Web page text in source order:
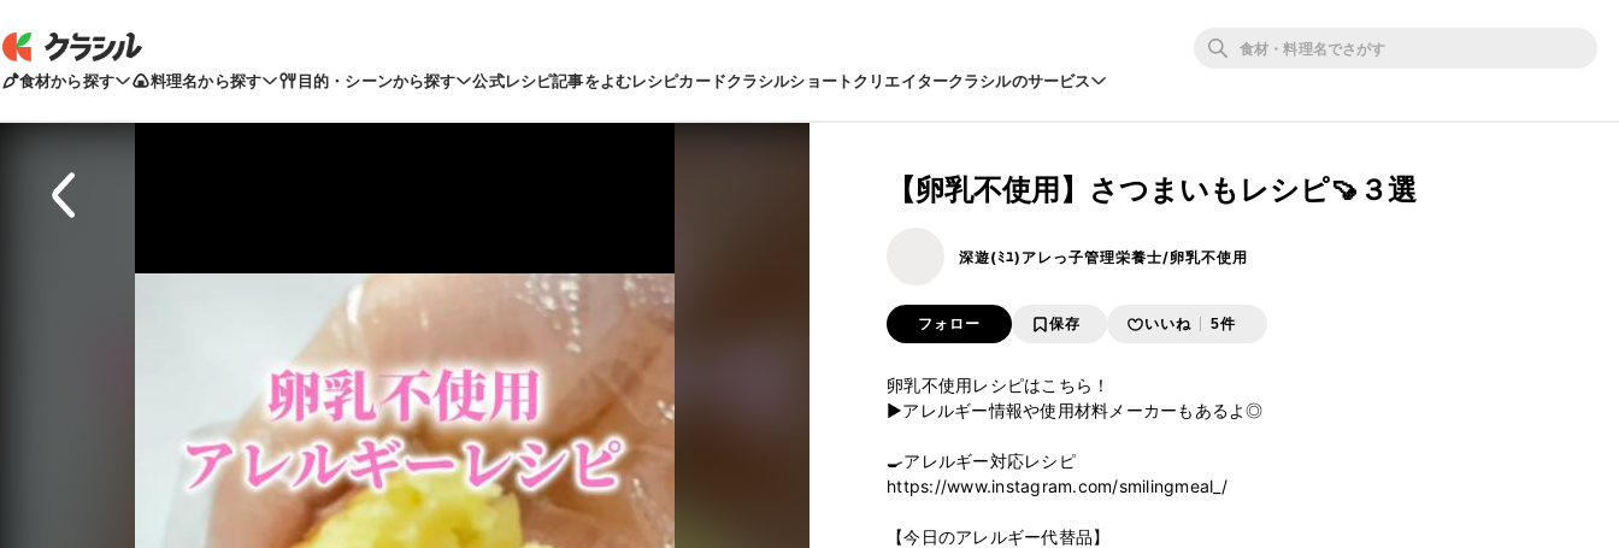
食材から探す 料理名から探す 目的・シーンから探す 公式レシピ記事をよむレシピカードクラシルショートクリエイタークラシルのサービス
【卵乳不使用】さつまいもレシピ🍠３選
深遊(ﾐﾕ)アレっ子管理栄養士/卵乳不使用
フォロー 保存 いいね 5件
卵乳不使用レシピはこちら！
▶アレルギー情報や使用材料メーカーもあるよ◎
🍳アレルギー対応レシピ
https://www.instagram.com/smilingmeal_/
【今日のアレルギー代替品】